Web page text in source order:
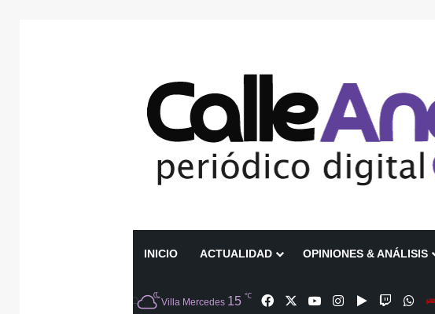
INICIO ACTUALIDAD OPINIONES & ANÁLISIS
Villa Mercedes 15 ℃ FacebookYouTubeInstagramGoogle Play
Twitch